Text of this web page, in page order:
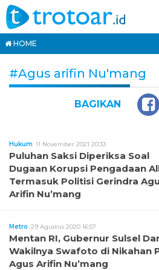
HOME
#Agus arifin Nu'mang
BAGIKAN
Hukum 11 November 2021 20:33
Puluhan Saksi Diperiksa Soal
Dugaan Korupsi Pengadaan
Termasuk Politisi Gerindra
Arifin Nu’mang
Metro 29 Agustus 2020 16:57
Mentan RI, Gubernur Sulsel
Wakilnya Swafoto di Nikahan
Agus Arifin Nu’mang